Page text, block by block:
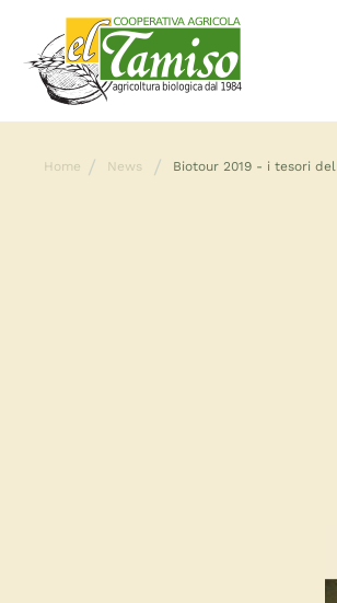
Home News Biotour 2019 - i tesori